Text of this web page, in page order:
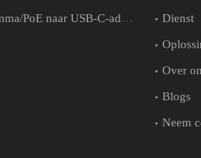
POE-stuurprogramma/PoE naar USB-C-adapter Dienst
Over
Blogs
Neem